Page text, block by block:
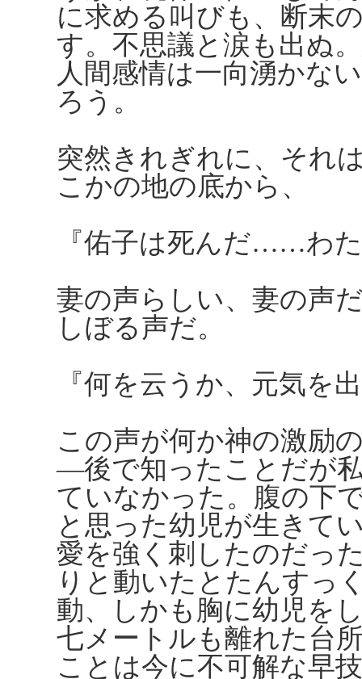
に求める叫びも、断末
す。不思議と涙も出ぬ
人間感情は一向湧かな
ろう。
突然きれぎれに、それ
こかの地の底から、
『佑子は死んだ……わ
妻の声らしい、妻の声
しぼる声だ。
『何を云うか、元気
この声が何か神の激励
―後で知ったことだが
ていなかった。腹の下
と思った幼児が生きて
愛を強く刺したのだっ
りと動いたとたんすっ
動、しかも胸に幼児を
七メートルも離れた台
ことは今に不可解な早